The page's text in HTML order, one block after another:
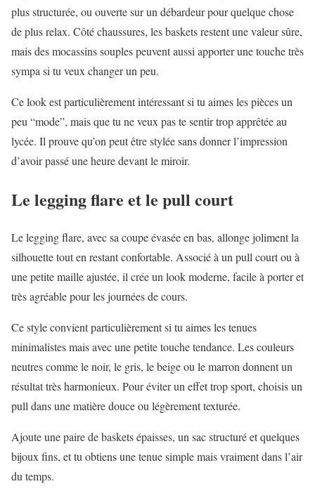
plus structurée, ou ouverte sur un débardeur pour quelque chose
de plus relax. Côté chaussures, les baskets restent une valeur sûre,
mais des mocassins souples peuvent aussi apporter une touche très
sympa si tu veux changer un peu.
Ce look est particulièrement intéressant si tu aimes les pièces un
peu “mode”, mais que tu ne veux pas te sentir trop apprêtée au
lycée. Il prouve qu’on peut être stylée sans donner l’impression
d’avoir passé une heure devant le miroir.
Le legging flare et le pull court
Le legging flare, avec sa coupe évasée en bas, allonge joliment la
silhouette tout en restant confortable. Associé à un pull court ou à
une petite maille ajustée, il crée un look moderne, facile à porter et
très agréable pour les journées de cours.
Ce style convient particulièrement si tu aimes les tenues
minimalistes mais avec une petite touche tendance. Les couleurs
neutres comme le noir, le gris, le beige ou le marron donnent un
résultat très harmonieux. Pour éviter un effet trop sport, choisis un
pull dans une matière douce ou légèrement texturée.
Ajoute une paire de baskets épaisses, un sac structuré et quelques
bijoux fins, et tu obtiens une tenue simple mais vraiment dans l’air
du temps.